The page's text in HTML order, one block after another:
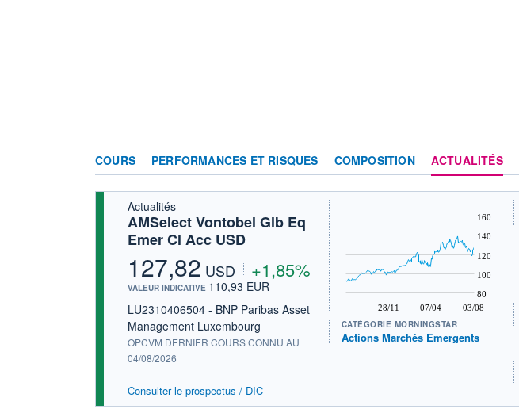
COURS PERFORMANCES ET RISQUES COMPOSITION ACTUALITÉS
Actualités
AMSelect Vontobel Glb Eq
Emer Cl Acc USD
127,82 USD +1,85%
VALEUR INDICATIVE 110,93 EUR
LU2310406504 - BNP Paribas Asset
Management Luxembourg
OPCVM DERNIER COURS CONNU AU
04/08/2026
Consulter le prospectus / DIC
28/11 07/04 03/08
80
100
120
140
160
CATÉGORIE MORNINGSTAR
Actions Marchés Emergents